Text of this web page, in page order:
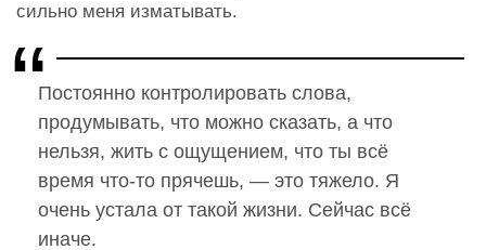
сильно меня изматывать.
Постоянно контролировать слова,
продумывать, что можно сказать, а что
нельзя, жить с ощущением, что ты всё
время что-то прячешь, — это тяжело. Я
очень устала от такой жизни. Сейчас всё
иначе.